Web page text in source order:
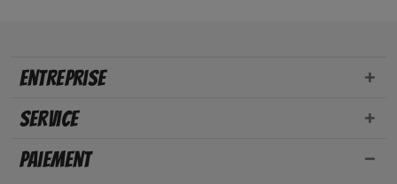
Entreprise
Service
Paiement